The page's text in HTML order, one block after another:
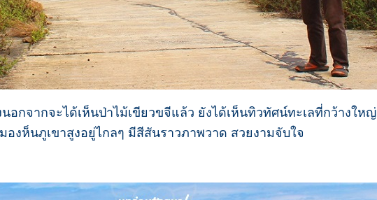
อกจากจะได้เห็นป่าไม้เขียวขจีแล้ว ยังได้เห็นทิวทัศน์ทะเลที่กว้างใหญ่
มองห็นภูเขาสูงอยู่ไกลๆ มีสีสันราวภาพวาด สวยงามจับใจ